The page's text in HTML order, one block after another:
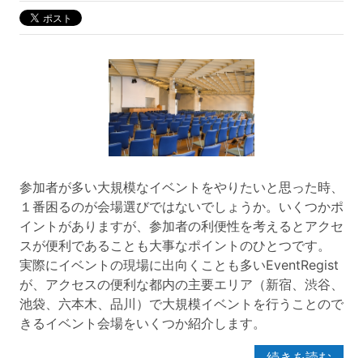
参加者が多い大規模なイベントをやりたいと思った時、
１番困るのが会場選びではないでしょうか。いくつかポ
イントがありますが、参加者の利便性を考えるとアクセ
スが便利であることも大事なポイントのひとつです。
実際にイベントの現場に出向くことも多いEventRegist
が、アクセスの便利な都内の主要エリア（新宿、渋谷、
池袋、六本木、品川）で大規模イベントを行うことので
きるイベント会場をいくつか紹介します。